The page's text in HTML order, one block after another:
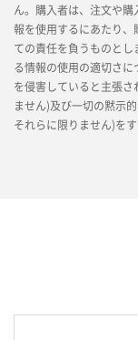
ん。購入者は、注文や
報を使用するにあたり
ての責任を負うものと
る情報の使用の適切さ
を侵害していると主張
ません)及び一切の黙示
それらに限りません)を